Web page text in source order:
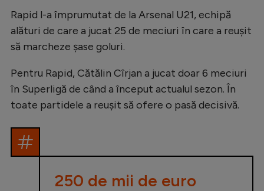
Rapid l-a împrumutat de la Arsenal U21, echipă
alături de care a jucat 25 de meciuri în care a reușit
să marcheze șase goluri.
Pentru Rapid, Cătălin Cîrjan a jucat doar 6 meciuri
în Superligă de când a început actualul sezon. În
toate partidele a reușit să ofere o pasă decisivă.
250 de mii de euro